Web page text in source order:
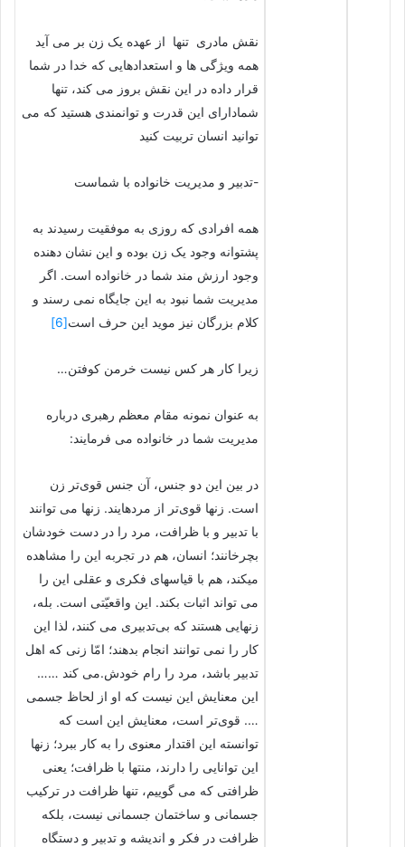
نقش مادری تنها از عهده یک زن بر می آید
همه ویژگی ها و استعدادهایی که خدا در شما
قرار داده در این نقش بروز می کند، تنها
شمادارای این قدرت و توانمندی هستید که می
توانید انسان تربیت کنید
-تدبیر و مدیریت خانواده با شماست
همه افرادی که روزی به موفقیت رسیدند به
پشتوانه وجود یک زن بوده و این نشان دهنده
وجود ارزش مند شما در خانواده است. اگر
مدیریت شما نبود به این جایگاه نمی رسند و
کلام بزرگان نیز موید این حرف است[6]
زیرا کار هر کس نیست خرمن کوفتن…
به عنوان نمونه مقام معظم رهبری درباره
مدیریت شما در خانواده می فرمایند:
در بین این دو جنس، آن جنس قوی‌تر زن
است. زنها قوی‌تر از مردهایند. زنها می توانند
با تدبیر و با ظرافت، مرد را در دست خودشان
بچرخانند؛ انسان، هم در تجربه این را مشاهده
میکند، هم با قیاسهای فکری و عقلی این را
می تواند اثبات بکند. این واقعیّتی است. بله،
زنهایی هستند که بی‌تدبیری می کنند، لذا این
کار را نمی توانند انجام بدهند؛ امّا زنی که اهل
تدبیر باشد، مرد را رام خودش.می کند ……
این معنایش این نیست که او از لحاظ جسمی
…. قوی‌تر است، معنایش این است که
توانسته این اقتدار معنوی را به کار ببرد؛ زنها
این توانایی را دارند، منتها با ظرافت؛ یعنی
ظرافتی که می گوییم، تنها ظرافت در ترکیب
جسمانی و ساختمان جسمانی نیست، بلکه
ظرافت در فکر و اندیشه و تدبیر و دستگاه